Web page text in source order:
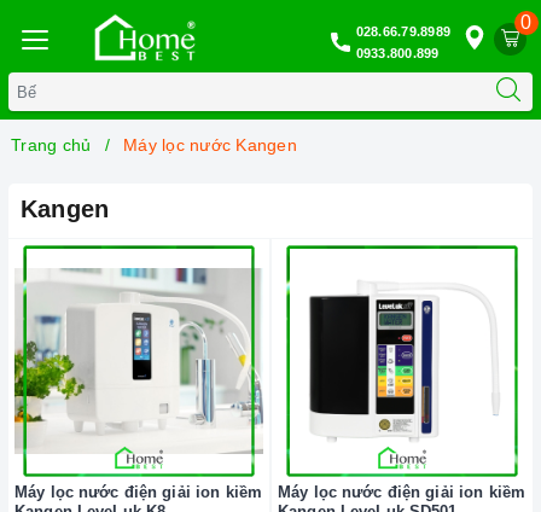
0
028.66.79.8989
0933.800.899
Trang chủ Máy lọc nước Kangen
Kangen
Máy lọc nước điện giải ion kiềm
Máy lọc nước điện giải ion kiềm